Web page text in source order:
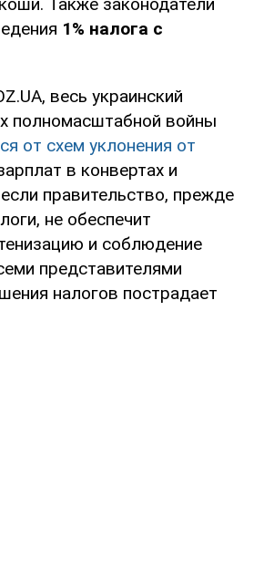
1% налога с
весь украинский
полномасштабной войны
от схем уклонения от
в конвертах и
правительство, прежде
не обеспечит
и соблюдение
представителями
налогов пострадает